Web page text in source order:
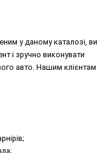
у даному каталозі, ви
і зручно виконувати
авто. Нашим клієнтам